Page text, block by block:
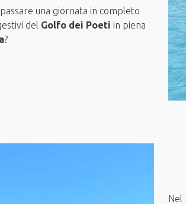
una giornata in completo
del Golfo dei Poeti in piena
?
Nel